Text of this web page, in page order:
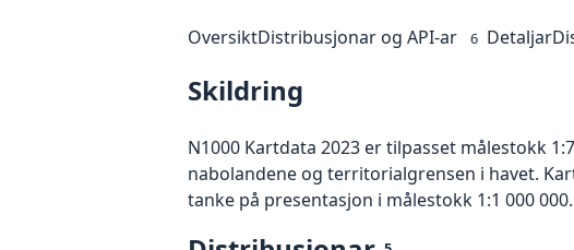
OversiktDistribusjonar og API-ar 6 Detaljar
Skildring
N1000 Kartdata 2023 er tilpasset målestokk
nabolandene og territorialgrensen i havet.
tanke på presentasjon i målestokk 1:1 000